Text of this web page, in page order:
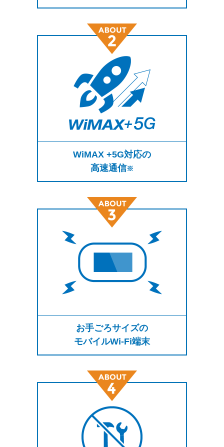
WiMAX +5G対応の
高速通信※
お手ごろサイズの
モバイルWi-Fi端末